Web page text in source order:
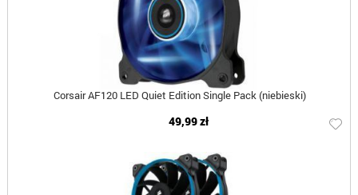
Corsair AF120 LED Quiet Edition Single Pack (niebieski)
49,99 zł